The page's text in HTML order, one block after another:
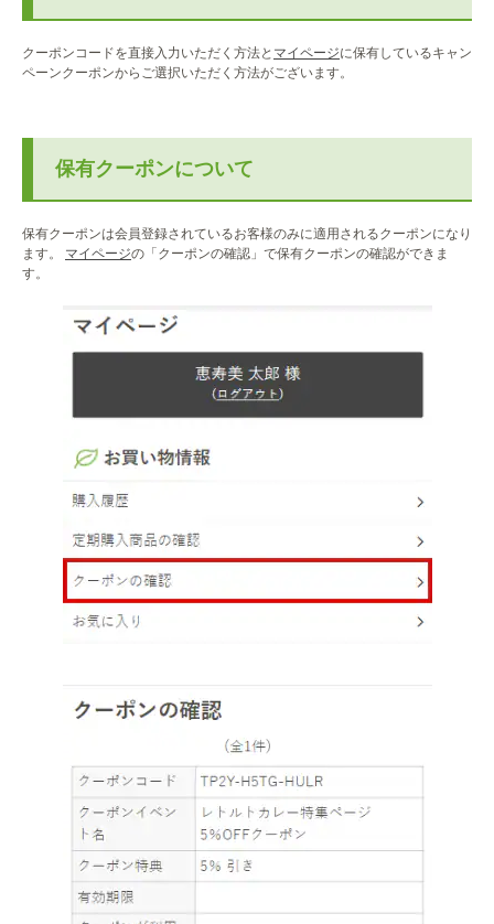
クーポンコードを直接入力いただく方法と マイページに保有しているキャン
ペーンクーポンからご選択いただく方法がございます。
保有クーポンについて
保有クーポンは会員登録されているお客様のみに適用されるクーポンになり
ます。 マイページの「クーポンの確認」で保有クーポンの確認ができま
す。